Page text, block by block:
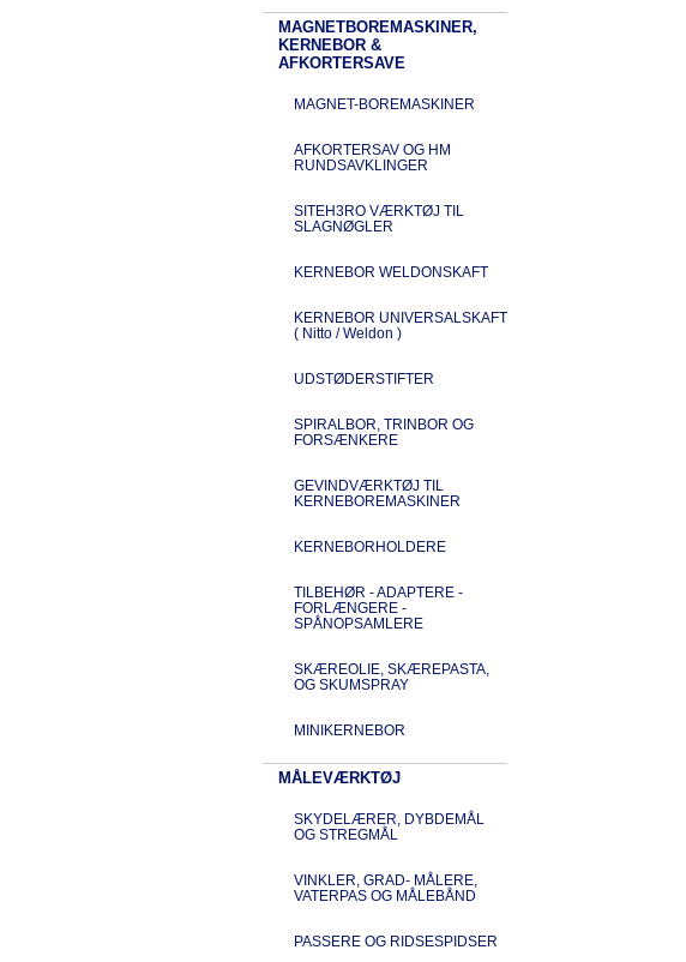
MAGNETBOREMASKINER,
KERNEBOR &
AFKORTERSAVE
MAGNET-BOREMASKINER
AFKORTERSAV OG HM
RUNDSAVKLINGER
SITEH3RO VÆRKTØJ TIL
SLAGNØGLER
KERNEBOR WELDONSKAFT
KERNEBOR UNIVERSALSKAFT
( Nitto / Weldon )
UDSTØDERSTIFTER
SPIRALBOR, TRINBOR OG
FORSÆNKERE
GEVINDVÆRKTØJ TIL
KERNEBOREMASKINER
KERNEBORHOLDERE
TILBEHØR - ADAPTERE -
FORLÆNGERE -
SPÅNOPSAMLERE
SKÆREOLIE, SKÆREPASTA,
OG SKUMSPRAY
MINIKERNEBOR
MÅLEVÆRKTØJ
SKYDELÆRER, DYBDEMÅL
OG STREGMÅL
VINKLER, GRAD- MÅLERE,
VATERPAS OG MÅLEBÅND
PASSERE OG RIDSESPIDSER